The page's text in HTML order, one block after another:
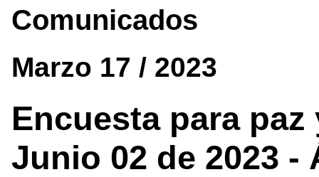
Comunicados
Marzo 17 / 2023
Encuesta para
Junio 02 de 2023 -